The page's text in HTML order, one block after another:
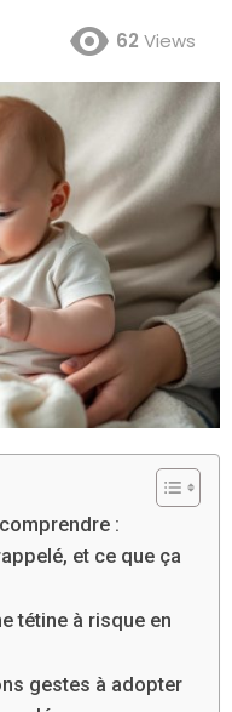
62 Views
:
et ce que ça
tétine à risque en
gestes à adopter